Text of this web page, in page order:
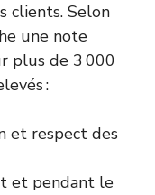
clients. Selon
une note
plus de 3 000
:
et respect des
et pendant le